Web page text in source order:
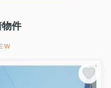
購入に関する疑問や諸経
らお引渡しまでの流れな
。 また、住宅ロ...
更になりました！
物件